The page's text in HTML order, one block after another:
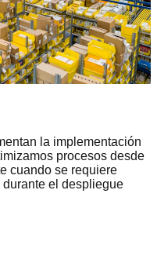
la implementación
procesos desde
cuando se requiere
el despliegue